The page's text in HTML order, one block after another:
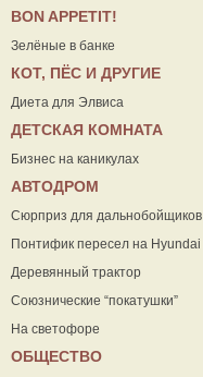
ВON APPETIT!
Зелёные в банке
КОТ, ПЁС И ДРУГИЕ
Диета для Элвиса
ДЕТСКАЯ КОМНАТА
Бизнес на каникулах
АВТОДРОМ
Сюрприз для дальнобойщиков
Понтифик пересел на Hyundai
Деревянный трактор
Союзнические “покатушки”
На светофоре
ОБЩЕСТВО